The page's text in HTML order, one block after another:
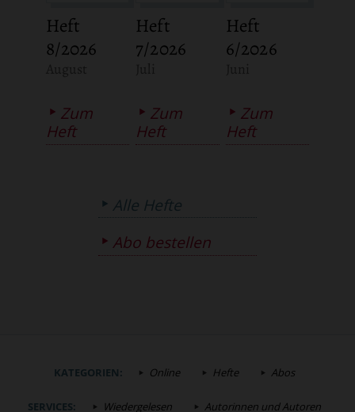
Heft
8/2026
Zum
Heft
Heft
7/2026
Zum
Heft
Heft
6/2026
Zum
Heft
Alle Hefte
Abo bestellen
KATEGORIEN: Online Hefte Abos
SERVICES: Wiedergelesen
Autorinnen und Autoren